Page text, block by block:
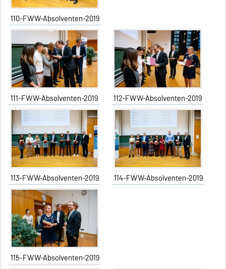
110-FWW-Absolventen-2019
111-FWW-Absolventen-2019 112-FWW-Absolventen-2019
113-FWW-Absolventen-2019 114-FWW-Absolventen-2019
115-FWW-Absolventen-2019